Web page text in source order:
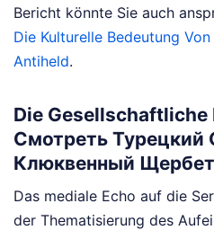
Bericht könnte Sie auch
Die Kulturelle Bedeutung
Antiheld.
Die Gesellschaftliche
Смотреть Турецкий
Клюквенный Щербет
Das mediale Echo auf die
der Thematisierung des